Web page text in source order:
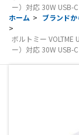
ー）対応 30W USB-
ホーム > ブランド
>
ボルトミー VOLTME
ー）対応 30W USB-